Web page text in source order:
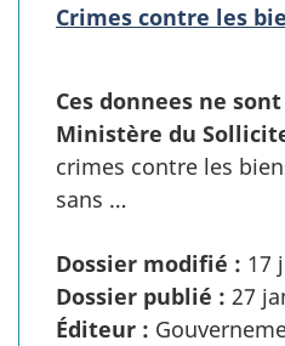
Crimes contre les
Ces donnees ne
Ministère du
crimes contre les
sans …
Dossier modifié : 17
Dossier publié : 27
Éditeur :